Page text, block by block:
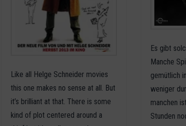
Like all Helge Schneider movies
this one makes no sense at all. But
it’s brilliant at that. There is some
kind of plot centered around a
Es gibt
Manche
gemütlich
weniger
manchen
Stunden